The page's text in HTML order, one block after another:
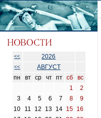
<< 2026
<<
АВГУСТ
пн
вт ср чт пт сб
вс
1
2
3
4 5 6 7 8
9
10
11 12 13 14 15 16